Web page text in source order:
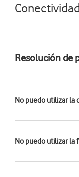
Resolución de
No puedo utilizar la
No puedo utilizar la